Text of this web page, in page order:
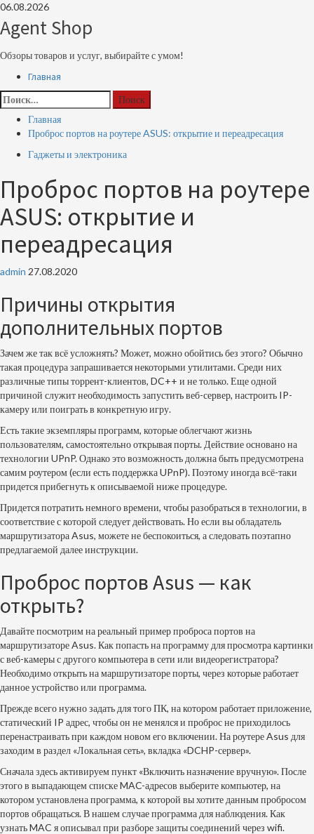
Перейти
к
содержимому
06.08.2026
Agent Shop
Обзоры товаров и услуг, выбирайте с умом!
Основное
меню
Главная
Найти:
Главная
Проброс портов на роутере ASUS: открытие и переадресация
Гаджеты и электроника
Проброс портов на роутере
ASUS: открытие и
переадресация
admin 27.08.2020
Причины открытия
дополнительных портов
Зачем же так всё усложнять? Может, можно обойтись без этого? Обычно
такая процедура запрашивается некоторыми утилитами. Среди них
различные типы торрент-клиентов, DC++ и не только. Еще одной
причиной служит необходимость запустить веб-сервер, настроить IP-
камеру или поиграть в конкретную игру.
Есть такие экземпляры программ, которые облегчают жизнь
пользователям, самостоятельно открывая порты. Действие основано на
технологии UPnP. Однако это возможность должна быть предусмотрена
самим роутером (если есть поддержка UPnP). Поэтому иногда всё-таки
придется прибегнуть к описываемой ниже процедуре.
Придется потратить немного времени, чтобы разобраться в технологии, в
соответствие с которой следует действовать. Но если вы обладатель
маршрутизатора Asus, можете не беспокоиться, а следовать поэтапно
предлагаемой далее инструкции.
Проброс портов Asus — как
открыть?
Давайте посмотрим на реальный пример проброса портов на
маршрутизаторе Asus. Как попасть на программу для просмотра картинки
с веб-камеры с другого компьютера в сети или видеорегистратора?
Необходимо открыть на маршрутизаторе порты, через которые работает
данное устройство или программа.
Прежде всего нужно задать для того ПК, на котором работает приложение,
статический IP адрес, чтобы он не менялся и проброс не приходилось
перенастраивать при каждом новом его включении. На роутере Asus для
заходим в раздел «Локальная сеть», вкладка «DCHP-сервер».
Сначала здесь активируем пункт «Включить назначение вручную». После
этого в выпадающем списке MAC-адресов выберите компьютер, на
котором установлена программа, к которой вы хотите данным пробросом
портов обращаться. В нашем случае программа для наблюдения. Как
узнать MAC я описывал при разборезащиты соединений через wifi.